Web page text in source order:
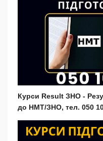
Курси Result ЗНО -
до НМТ/ЗНО, тел. 050